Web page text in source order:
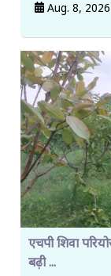
Aug. 8, 2026
एचपी शिवा
बढ़ी ...